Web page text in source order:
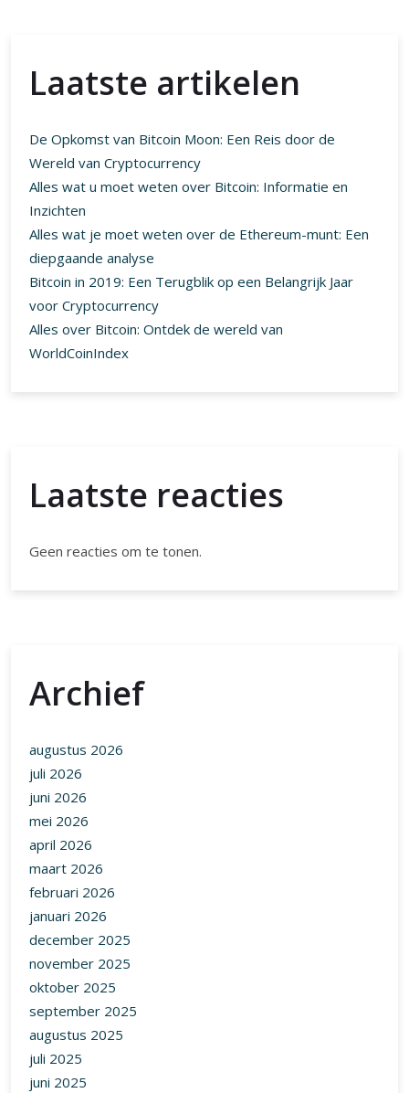
Laatste artikelen
De Opkomst van Bitcoin Moon: Een Reis door de
Wereld van Cryptocurrency
Alles wat u moet weten over Bitcoin: Informatie en
Inzichten
Alles wat je moet weten over de Ethereum-munt: Een
diepgaande analyse
Bitcoin in 2019: Een Terugblik op een Belangrijk Jaar
voor Cryptocurrency
Alles over Bitcoin: Ontdek de wereld van
WorldCoinIndex
Laatste reacties
Geen reacties om te tonen.
Archief
augustus 2026
juli 2026
juni 2026
mei 2026
april 2026
maart 2026
februari 2026
januari 2026
december 2025
november 2025
oktober 2025
september 2025
augustus 2025
juli 2025
juni 2025